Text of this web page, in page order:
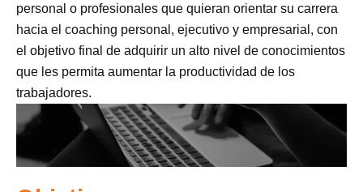
personal o profesionales que quieran orientar su carrera
hacia el coaching personal, ejecutivo y empresarial, con
el objetivo final de adquirir un alto nivel de conocimientos
que les permita aumentar la productividad de los
trabajadores.